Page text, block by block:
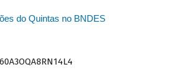
do Quintas no BNDES